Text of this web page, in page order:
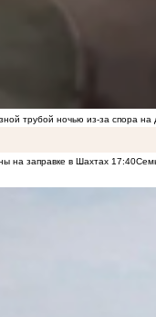
трубой ночью из-за спора на
на заправке в Шахтах 17:40